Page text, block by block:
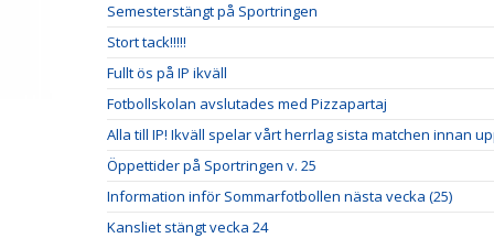
Semesterstängt på Sportringen
Stort tack!!!!!
Fullt ös på IP ikväll
Fotbollskolan avslutades med Pizzapartaj
Alla till IP! Ikväll spelar vårt herrlag sista matchen innan
Öppettider på Sportringen v. 25
Information inför Sommarfotbollen nästa vecka (25)
Kansliet stängt vecka 24